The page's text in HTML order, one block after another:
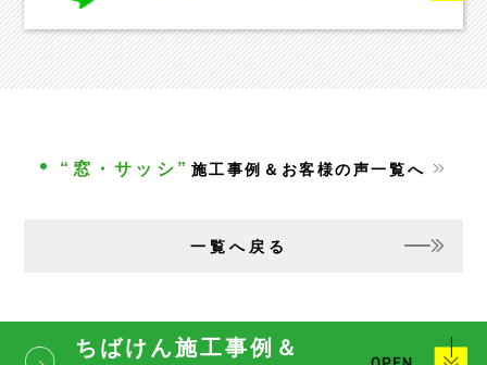
“窓・サッシ” 施工事例＆お客様の声一覧へ
一覧へ戻る
ちばけん施工事例＆